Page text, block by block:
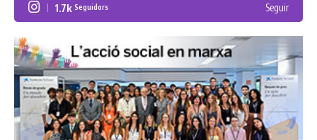
1.7k Seguidors Seguir